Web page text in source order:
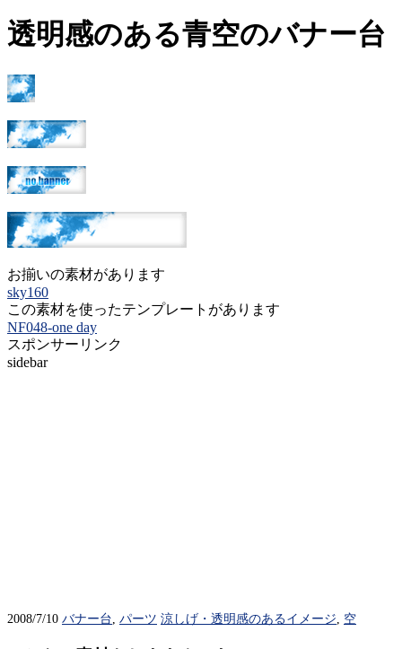
透明感のある青空のバナー台
お揃いの素材があります
sky160
この素材を使ったテンプレートがあります
NF048-one day
スポンサーリンク
sidebar
2008/7/10 バナー台 パーツ 涼しげ・透明感のあるイメージ 空